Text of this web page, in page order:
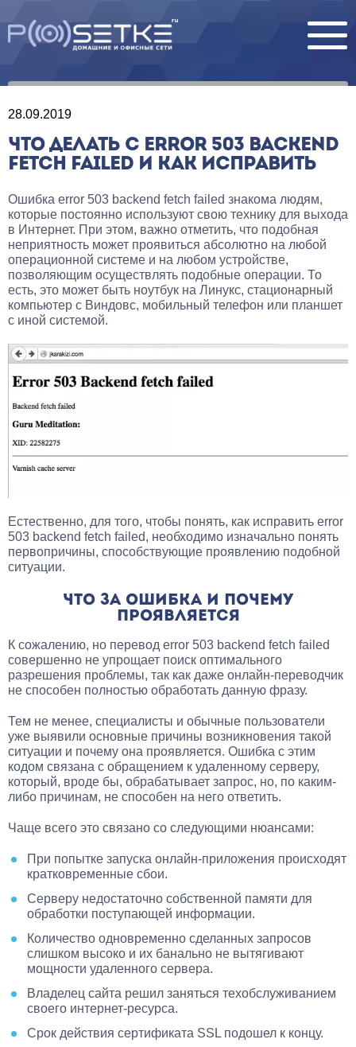
28.09.2019
ЧТО ДЕЛАТЬ С ERROR 503 BACKEND
FETCH FAILED И КАК ИСПРАВИТЬ
Ошибка error 503 backend fetch failed знакома людям,
которые постоянно используют свою технику для выхода
в Интернет. При этом, важно отметить, что подобная
неприятность может проявиться абсолютно на любой
операционной системе и на любом устройстве,
позволяющим осуществлять подобные операции. То
есть, это может быть ноутбук на Линукс, стационарный
компьютер с Виндовс, мобильный телефон или планшет
с иной системой.
Естественно, для того, чтобы понять, как исправить error
503 backend fetch failed, необходимо изначально понять
первопричины, способствующие проявлению подобной
ситуации.
ЧТО ЗА ОШИБКА И ПОЧЕМУ
ПРОЯВЛЯЕТСЯ
К сожалению, но перевод error 503 backend fetch failed
совершенно не упрощает поиск оптимального
разрешения проблемы, так как даже онлайн-переводчик
не способен полностью обработать данную фразу.
Тем не менее, специалисты и обычные пользователи
уже выявили основные причины возникновения такой
ситуации и почему она проявляется. Ошибка с этим
кодом связана с обращением к удаленному серверу,
который, вроде бы, обрабатывает запрос, но, по каким-
либо причинам, не способен на него ответить.
Чаще всего это связано со следующими нюансами:
При попытке запуска онлайн-приложения происходят
кратковременные сбои.
Серверу недостаточно собственной памяти для
обработки поступающей информации.
Количество одновременно сделанных запросов
слишком высоко и их банально не вытягивают
мощности удаленного сервера.
Владелец сайта решил заняться техобслуживанием
своего интернет-ресурса.
Срок действия сертификата SSL подошел к концу.